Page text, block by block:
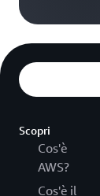
Scopri
Cos'è
AWS?
Cos'è il